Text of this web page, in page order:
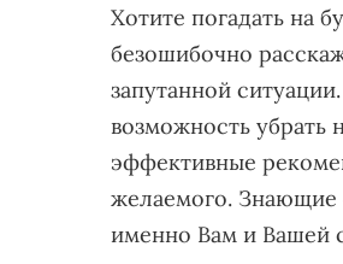
Хотите погадать на
безошибочно
запутанной
возможность убрать
эффективные
желаемого. Знающие
именно Вам и Вашей